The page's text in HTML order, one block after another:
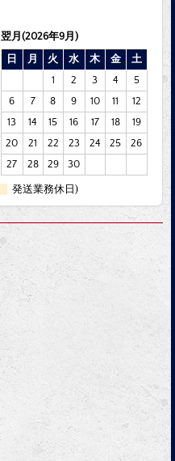
翌月(2026年9月)
日
月 火 水 木 金
土
1
2 3 4
5
6
7 8 9 10 11
12
13
14 15 16 17 18
19
20
21 22 23 24 25
26
27
28 29 30
発送業務休日)